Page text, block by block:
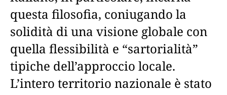
questa filosofia, coniugando la
solidità di una visione globale con
quella flessibilità e “sartorialità”
tipiche dell’approccio locale.
L’intero territorio nazionale è stato